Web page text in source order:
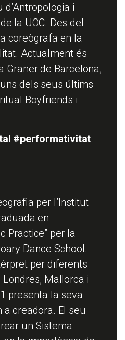
i
la UOC. Des del
coreògrafa en la
Actualment és
Graner de Barcelona,
dels seus últims
Boyfriends i
#performativitat
per l’Institut
en
Practice” per la
Dance School.
per diferents
Mallorca i
presenta la seva
creadora. El seu
un Sistema